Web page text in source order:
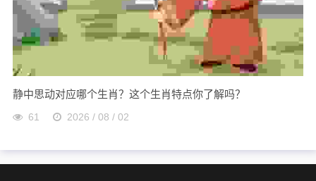
静中思动对应哪个生肖？这个生肖特点你了解吗？
61 2026 / 08 / 02